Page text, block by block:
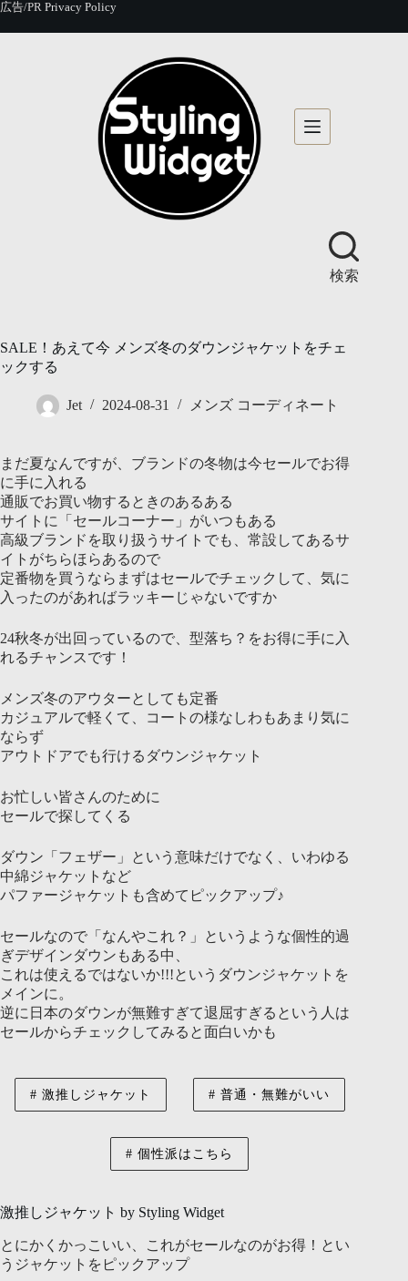
コ
広告/PR Privacy Policy
検索
SALE！あえて今 メンズ冬のダウンジャケットをチェ
ックする
Jet 2024-08-31 メンズ コーディネート
まだ夏なんですが、ブランドの冬物は今セールでお得
に手に入れる
通販でお買い物するときのあるある
サイトに「セールコーナー」がいつもある
高級ブランドを取り扱うサイトでも、常設してあるサ
イトがちらほらあるので
定番物を買うならまずはセールでチェックして、気に
入ったのがあればラッキーじゃないですか
24秋冬が出回っているので、型落ち？をお得に手に入
れるチャンスです！
メンズ冬のアウターとしても定番
カジュアルで軽くて、コートの様なしわもあまり気に
ならず
アウトドアでも行けるダウンジャケット
お忙しい皆さんのために
セールで探してくる
ダウン「フェザー」という意味だけでなく、いわゆる
中綿ジャケットなど
パファージャケットも含めてピックアップ♪
セールなので「なんやこれ？」というような個性的過
ぎデザインダウンもある中、
これは使えるではないか!!!というダウンジャケットを
メインに。
逆に日本のダウンが無難すぎて退屈すぎるという人は
セールからチェックしてみると面白いかも
激推しジャケット 普通・無難がいい
個性派はこちら
激推しジャケット by Styling Widget
とにかくかっこいい、これがセールなのがお得！とい
うジャケットをピックアップ